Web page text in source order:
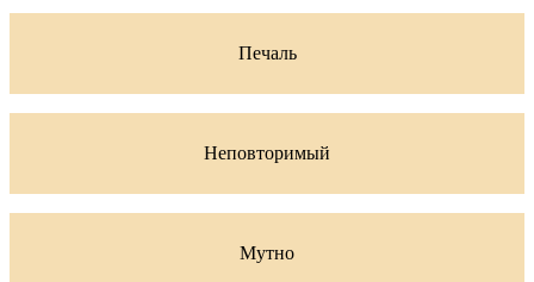
Печаль
Неповторимый
Мутно